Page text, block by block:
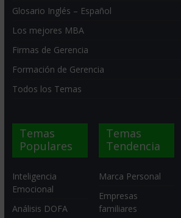
Glosario Inglés – Español
Los mejores MBA
Firmas de Gerencia
Formación de Gerencia
Todos los Temas
Temas
Populares
Inteligencia
Emocional
Análisis DOFA
Temas
Tendencia
Marca Personal
Empresas
familiares